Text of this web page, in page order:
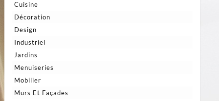
Cuisine
Décoration
Design
Industriel
Jardins
Menuiseries
Mobilier
Murs Et Façades